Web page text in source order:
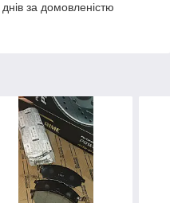
за домовленістю